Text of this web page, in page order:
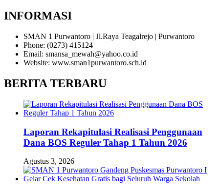
INFORMASI
SMAN 1 Purwantoro | Jl.Raya Teagalrejo | Purwantoro
Phone: (0273) 415124
Email: smansa_mewah@yahoo.co.id
Website: www.sman1purwantoro.sch.id
BERITA TERBARU
Laporan Rekapitulasi Realisasi Penggunaan
Dana BOS Reguler Tahap 1 Tahun 2026
Agustus 3, 2026